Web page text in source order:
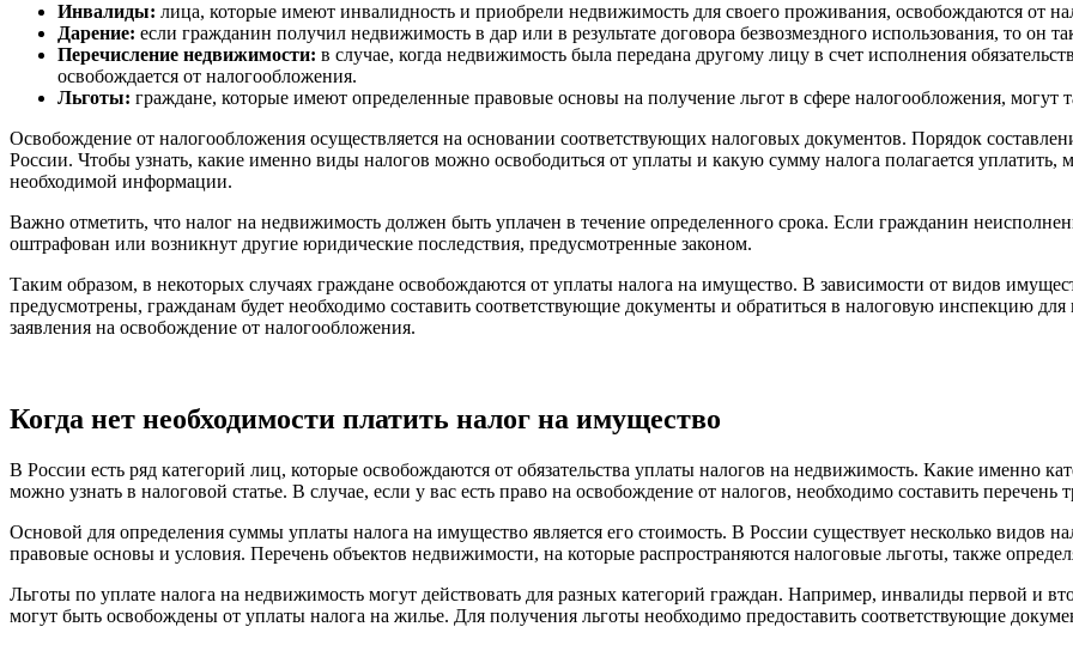
Инвалиды: лица, которые имеют инвалидность и приобрели недвижимость для своего проживания, освобождаются от
Дарение: если гражданин получил недвижимость в дар или в результате договора безвозмездного использования, то он
Перечисление недвижимости: в случае, когда недвижимость была передана другому лицу в счет исполнения
освобождается от налогообложения.
Льготы: граждане, которые имеют определенные правовые основы на получение льгот в сфере налогообложения,
Освобождение от налогообложения осуществляется на основании соответствующих налоговых документов. Порядок
России. Чтобы узнать, какие именно виды налогов можно освободиться от уплаты и какую сумму налога полагается
необходимой информации.
Важно отметить, что налог на недвижимость должен быть уплачен в течение определенного срока. Если гражданин
оштрафован или возникнут другие юридические последствия, предусмотренные законом.
Таким образом, в некоторых случаях граждане освобождаются от уплаты налога на имущество. В зависимости от видов
предусмотрены, гражданам будет необходимо составить соответствующие документы и обратиться в налоговую инспекцию
заявления на освобождение от налогообложения.
Когда нет необходимости платить налог на имущество
В России есть ряд категорий лиц, которые освобождаются от обязательства уплаты налогов на недвижимость. Какие именно
можно узнать в налоговой статье. В случае, если у вас есть право на освобождение от налогов, необходимо составить
Основой для определения суммы уплаты налога на имущество является его стоимость. В России существует несколько видов
правовые основы и условия. Перечень объектов недвижимости, на которые распространяются налоговые льготы, также
Льготы по уплате налога на недвижимость могут действовать для разных категорий граждан. Например, инвалиды первой и
могут быть освобождены от уплаты налога на жилье. Для получения льготы необходимо предоставить соответствующие